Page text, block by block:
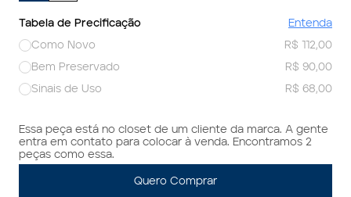
Tabela de Precificação
Entenda
Como Novo
R$ 112,00
Bem Preservado
R$ 90,00
Sinais de Uso
R$ 68,00
Essa peça está no closet de um cliente da marca. A gente
entra em contato para colocar à venda. Encontramos 2
peças como essa.
Quero Comprar